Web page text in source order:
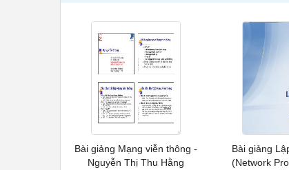
Bài giảng Mạng viễn thông -
Nguyễn Thị Thu Hằng
Bài giảng
(Network